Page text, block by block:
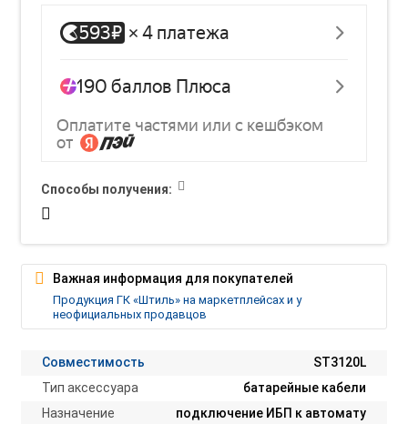
Совместимость
ST3120L
Тип аксессуара
батарейные кабели
Назначение
подключение ИБП к автомату
Способы получения:
Важная информация для покупателей
Продукция ГК «Штиль» на маркетплейсах и у
неофициальных продавцов